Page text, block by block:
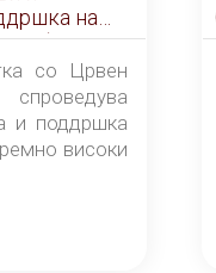
на
бран
со Црвен
и поддршка
високи